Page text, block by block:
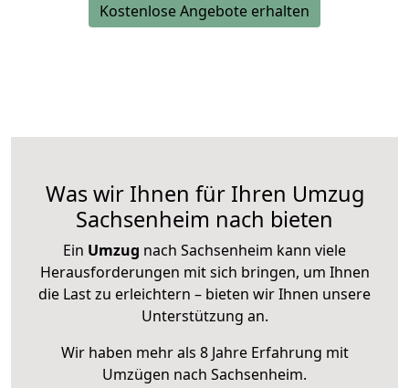
Kostenlose Angebote erhalten
Was wir Ihnen für Ihren Umzug
Sachsenheim nach bieten
Ein Umzug nach Sachsenheim kann viele
Herausforderungen mit sich bringen, um Ihnen
die Last zu erleichtern – bieten wir Ihnen unsere
Unterstützung an.
Wir haben mehr als 8 Jahre Erfahrung mit
Umzügen nach Sachsenheim.